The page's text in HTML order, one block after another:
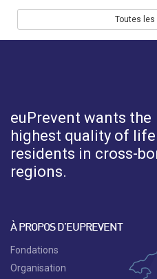
Toutes les
euPrevent wants the
highest quality of
residents in cross-
regions.
À PROPOS D’EUPREVENT
Fondations
Organisation